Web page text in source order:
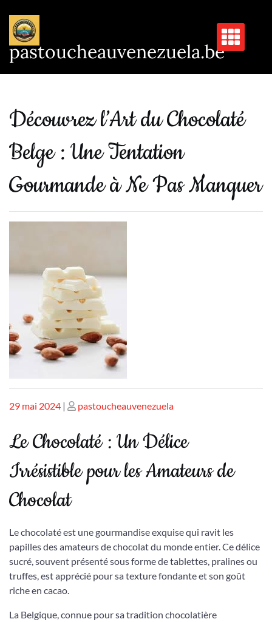
contenu
pastoucheauvenezuela.be
Découvrez l’Art du Chocolaté
Belge : Une Tentation
Gourmande à Ne Pas Manquer
Publié
29 mai 2024 | Publié
pastoucheauvenezuela
Le Chocolaté : Un Délice
Irrésistible pour les Amateurs de
Chocolat
Le chocolaté est une gourmandise exquise qui ravit les
papilles des amateurs de chocolat du monde entier. Ce délice
sucré, souvent présenté sous forme de tablettes, pralines ou
truffes, est apprécié pour sa texture fondante et son goût
riche en cacao.
La Belgique, connue pour sa tradition chocolatière